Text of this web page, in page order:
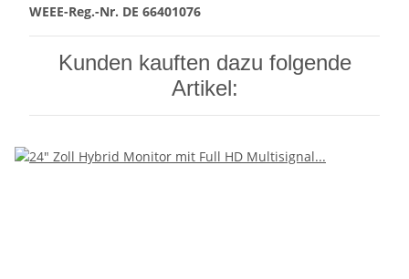
WEEE-Reg.-Nr. DE 66401076
Kunden kauften dazu folgende
Artikel: